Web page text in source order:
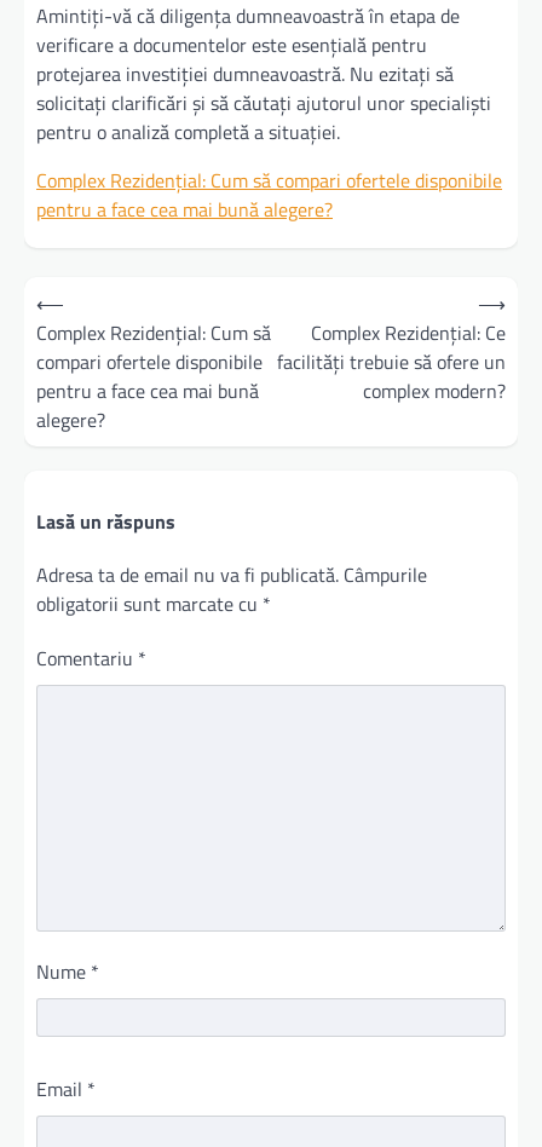
Amintiți-vă că diligența dumneavoastră în etapa de
verificare a documentelor este esențială pentru
protejarea investiției dumneavoastră. Nu ezitați să
solicitați clarificări și să căutați ajutorul unor specialiști
pentru o analiză completă a situației.
Complex Rezidențial: Cum să compari ofertele disponibile
pentru a face cea mai bună alegere?
Navigare
în
articole
⟵
Complex Rezidențial: Cum să
compari ofertele disponibile
pentru a face cea mai bună
alegere?
Complex Rezidențial: Ce
facilități trebuie să ofere un
complex modern?
⟶
Lasă un răspuns
Adresa ta de email nu va fi publicată. Câmpurile
obligatorii sunt marcate cu *
Comentariu *
Nume *
Email *